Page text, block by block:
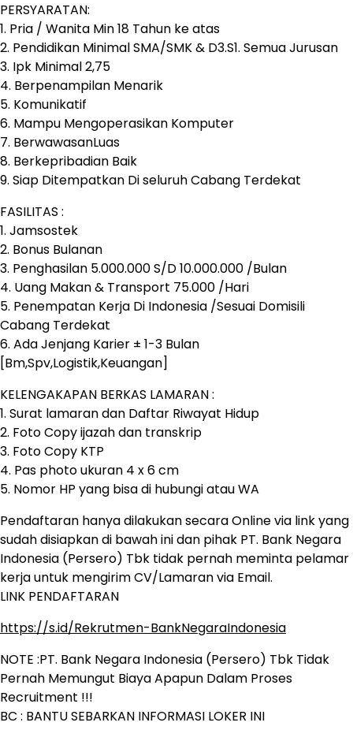
PERSYARATAN:
1. Pria / Wanita Min 18 Tahun ke atas
2. Pendidikan Minimal SMA/SMK & D3.S1. Semua Jurusan
3. Ipk Minimal 2,75
4. Berpenampilan Menarik
5. Komunikatif
6. Mampu Mengoperasikan Komputer
7. BerwawasanLuas
8. Berkepribadian Baik
9. Siap Ditempatkan Di seluruh Cabang Terdekat
FASILITAS :
1. Jamsostek
2. Bonus Bulanan
3. Penghasilan 5.000.000 S/D 10.000.000 /Bulan
4. Uang Makan & Transport 75.000 /Hari
5. Penempatan Kerja Di Indonesia /Sesuai Domisili
Cabang Terdekat
6. Ada Jenjang Karier ± 1-3 Bulan
[Bm,Spv,Logistik,Keuangan]
KELENGAKAPAN BERKAS LAMARAN :
1. Surat lamaran dan Daftar Riwayat Hidup
2. Foto Copy ijazah dan transkrip
3. Foto Copy KTP
4. Pas photo ukuran 4 x 6 cm
5. Nomor HP yang bisa di hubungi atau WA
Pendaftaran hanya dilakukan secara Online via link yang
sudah disiapkan di bawah ini dan pihak PT. Bank Negara
Indonesia (Persero) Tbk tidak pernah meminta pelamar
kerja untuk mengirim CV/Lamaran via Email.
LINK PENDAFTARAN
https://s.id/Rekrutmen-BankNegaraIndonesia
NOTE :PT. Bank Negara Indonesia (Persero) Tbk Tidak
Pernah Memungut Biaya Apapun Dalam Proses
Recruitment !!!
BC : BANTU SEBARKAN INFORMASI LOKER INI